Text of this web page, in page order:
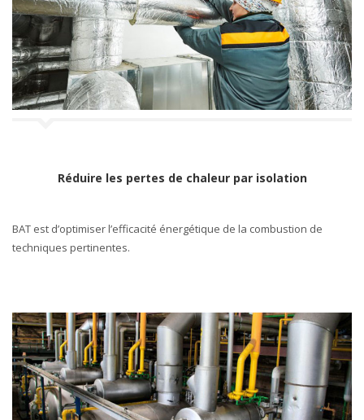
t
i
o
n
Réduire les pertes de chaleur par isolation
BAT est d’optimiser l’efficacité énergétique de la combustion de
techniques pertinentes.